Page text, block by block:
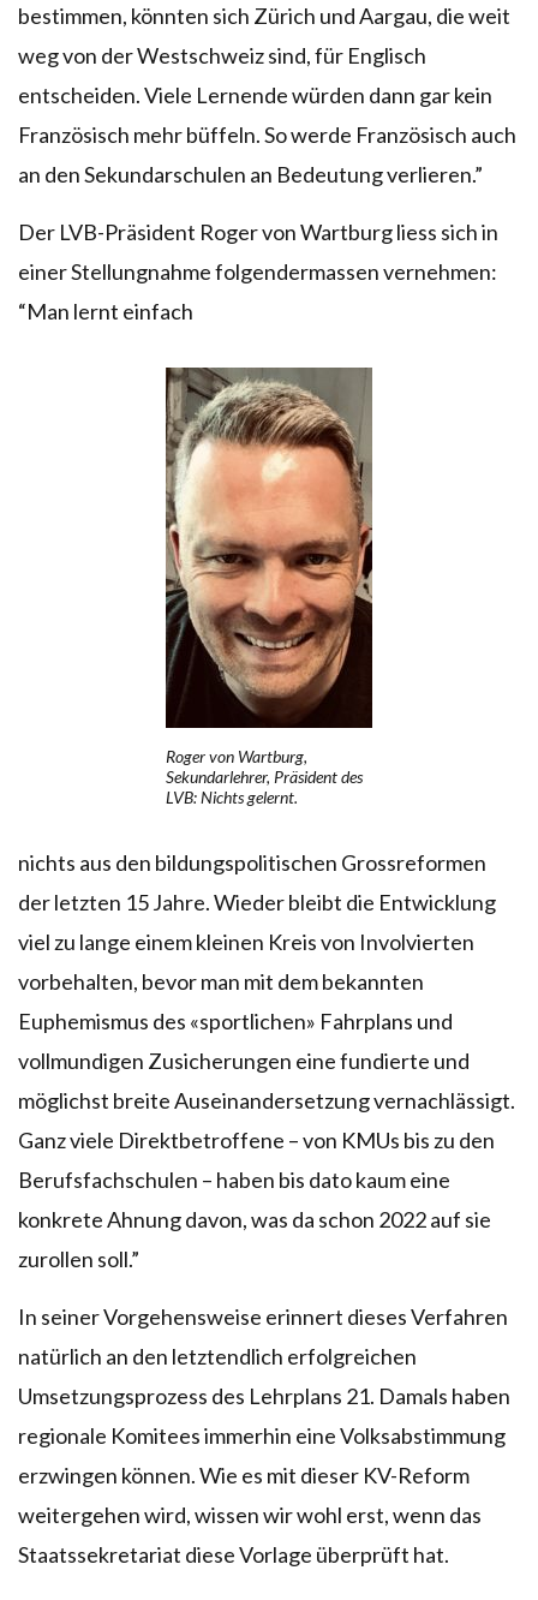
bestimmen, könnten sich Zürich und Aargau, die weit
weg von der Westschweiz sind, für Englisch
entscheiden. Viele Lernende würden dann gar kein
Französisch mehr büffeln. So werde Französisch auch
an den Sekundarschulen an Bedeutung verlieren.”
Der LVB-Präsident Roger von Wartburg liess sich in
einer Stellungnahme folgendermassen vernehmen:
“Man lernt einfach
Roger von Wartburg,
Sekundarlehrer, Präsident des
LVB: Nichts gelernt.
nichts aus den bildungspolitischen Grossreformen
der letzten 15 Jahre. Wieder bleibt die Entwicklung
viel zu lange einem kleinen Kreis von Involvierten
vorbehalten, bevor man mit dem bekannten
Euphemismus des «sportlichen» Fahrplans und
vollmundigen Zusicherungen eine fundierte und
möglichst breite Auseinandersetzung vernachlässigt.
Ganz viele Direktbetroffene – von KMUs bis zu den
Berufsfachschulen – haben bis dato kaum eine
konkrete Ahnung davon, was da schon 2022 auf sie
zurollen soll.”
In seiner Vorgehensweise erinnert dieses Verfahren
natürlich an den letztendlich erfolgreichen
Umsetzungsprozess des Lehrplans 21. Damals haben
regionale Komitees immerhin eine Volksabstimmung
erzwingen können. Wie es mit dieser KV-Reform
weitergehen wird, wissen wir wohl erst, wenn das
Staatssekretariat diese Vorlage überprüft hat.